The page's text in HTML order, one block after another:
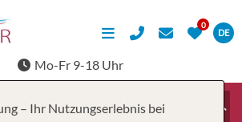
DE
Mo-Fr 9-18 Uhr
– Ihr Nutzungserlebnis bei